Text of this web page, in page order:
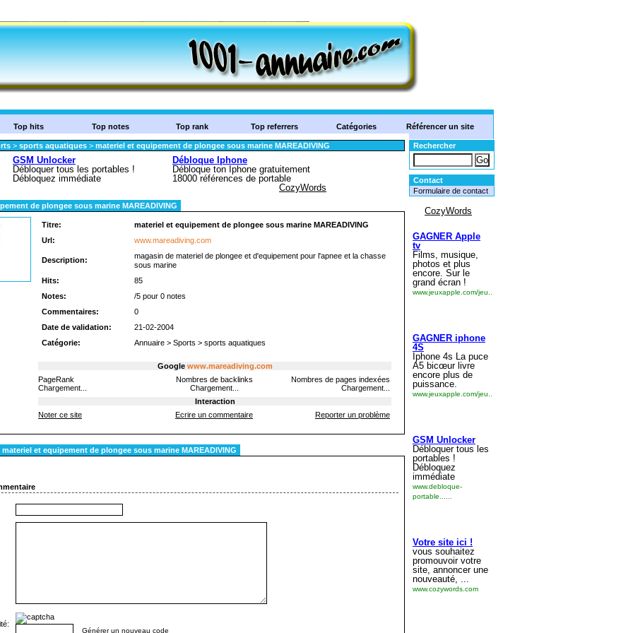
Top hits Top notes Top rank Top referrers Catégories Référencer un site
Rechercher
Contact
Formulaire de contact
> sports aquatiques > materiel et equipement de plongee sous marine MAREADIVING
de plongee sous marine MAREADIVING
Titre:
materiel et equipement de plongee sous marine MAREADIVING
Url:
www.mareadiving.com
Description:
magasin de materiel de plongee et d'equipement pour l'apnee et la chasse
sous marine
Hits:
85
Notes:
/5 pour 0 notes
Commentaires:
0
Date de validation:
21-02-2004
Catégorie:
Annuaire > Sports > sports aquatiques
Google www.mareadiving.com
PageRank
Chargement...
Nombres de backlinks
Chargement...
Nombres de pages indexées
Chargement...
Interaction
Noter ce site
Ecrire un commentaire Reporter un problème
et equipement de plongee sous marine MAREADIVING
Générer un nouveau code